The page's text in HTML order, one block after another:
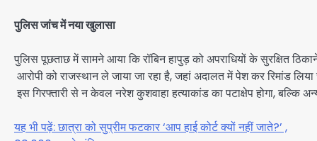
पुलिस जांच में नया खुलासा
पुलिस पूछताछ में सामने आया कि रॉबिन हापुड़ को अपराधियों के सुरक्षित
आरोपी को राजस्थान ले जाया जा रहा है, जहां अदालत में पेश कर रिमांड लिया
इस गिरफ्तारी से न केवल नरेश कुशवाहा हत्याकांड का पटाक्षेप होगा, बल्कि
यह भी पढ़ें: छात्रा को सुप्रीम फटकार ‘आप हाई कोर्ट क्यों नहीं जाते?’ ,